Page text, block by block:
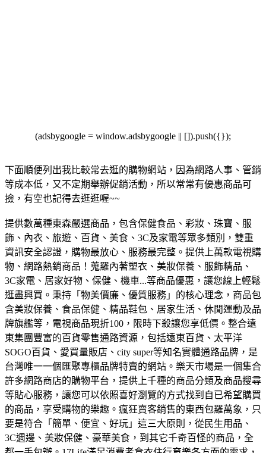
(adsbygoogle = window.adsbygoogle || []).push({});
下面順便列出我比較常去逛的購物網站，因為網路人事、管銷
等成本低，又不定期舉辦促銷活動，所以常常有優惠商品可
撿，有空也記得去逛逛喔~~
提供數萬種東森嚴選商品，包含保健食品、彩妝、珠寶、服
飾、內衣、旅遊、百貨、美食、3C及家電等眾多類別，雙重
資訊安全認證，購物最放心、服務最完整。 提供上萬款電視購
物、網路熱銷商品！蒐羅內著塑衣、美妝保養、服飾精品、
3C家電、居家好物、保健、機車...等商品優惠，讓您線上輕鬆
逛盡興買。 秉持「物美價廉、優質服務」的核心理念，商品包
含美妝保養、食品保健、精品鞋包、居家生活、休閒運動及品
牌旗艦等，電視商品現折100，限時下殺讓您享低價。 整合遠
東集團豐富的百貨零售通路資源，包括遠東百貨、太平洋
SOGO百貨、愛買量販店、city super等知名實體通路品牌，是
台灣唯一一個匯聚專櫃品牌特賣的網站。 樂天市場是一個集合
許多網路商店的購物平台，提供上千種的商品分類及商品搜尋
等貼心服務，讓您可以依照喜好瀏覽的方式找到自已希望購買
的商品，享受購物的樂趣。 瘋狂賣客銷售的東西包羅萬象，只
要是符合「簡單、便宜、好玩」這三大原則，從民生用品、
3C週邊、美妝保健、豪華美食，到其它千奇百怪的商品，全